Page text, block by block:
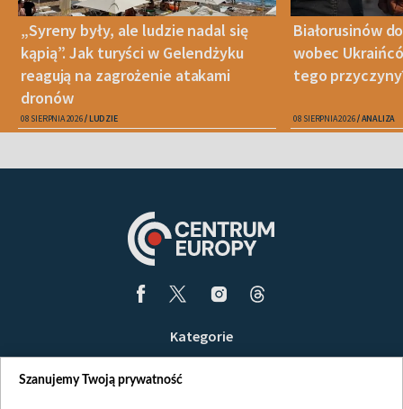
„Syreny były, ale ludzie nadal się
kąpią”. Jak turyści w Gelendżyku
reagują na zagrożenie atakami
dronów
08 SIERPNIA 2026 LUDZIE
Białorusinów
wobec
tego
08 SIERPNIA 2026 ANALIZA
Kategorie
Szanujemy Twoją prywatność